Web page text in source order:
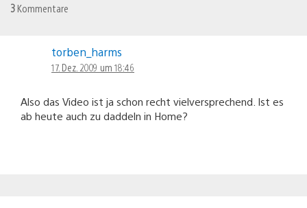
3 Kommentare
torben_harms
17. Dez. 2009 um 18:46
Also das Video ist ja schon recht vielversprechend. Ist es
ab heute auch zu daddeln in Home?